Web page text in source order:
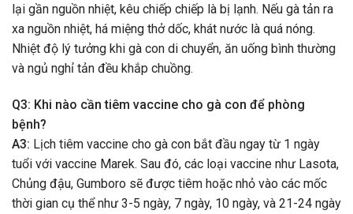
lại gần nguồn nhiệt, kêu chiếp chiếp là bị lạnh. Nếu gà tản ra
xa nguồn nhiệt, há miệng thở dốc, khát nước là quá nóng.
Nhiệt độ lý tưởng khi gà con di chuyển, ăn uống bình thường
và ngủ nghỉ tản đều khắp chuồng.
Q3: Khi nào cần tiêm vaccine cho gà con để phòng
bệnh?
A3: Lịch tiêm vaccine cho gà con bắt đầu ngay từ 1 ngày
tuổi với vaccine Marek. Sau đó, các loại vaccine như Lasota,
Chủng đậu, Gumboro sẽ được tiêm hoặc nhỏ vào các mốc
thời gian cụ thể như 3-5 ngày, 7 ngày, 10 ngày, và 21-24 ngày